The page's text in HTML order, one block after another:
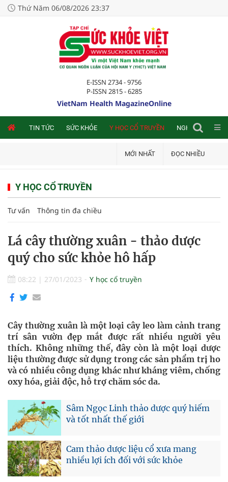
Thứ Năm 06/08/2026 23:37
E-ISSN 2734 - 9756
P-ISSN 2815 - 6285
VietNam Health MagazineOnline
TIN TỨC SỨC KHỎE Y HỌC CỔ TRUYỀN NGHIÊN CỨU
MỚI NHẤT ĐỌC NHIỀU
Y HỌC CỔ TRUYỀN
Tư vấn Thông tin đa chiều
Lá cây thường xuân - thảo dược
quý cho sức khỏe hô hấp
08:22 | 27/01/2023 Y học cổ truyền
Cây thường xuân là một loại cây leo làm cảnh trang
trí sân vườn đẹp mắt được rất nhiều người yêu
thích. Không những thế, đây còn là một loại dược
liệu thường được sử dụng trong các sản phẩm trị ho
và có nhiều công dụng khác như kháng viêm, chống
oxy hóa, giải độc, hỗ trợ chăm sóc da.
Sâm Ngọc Linh thảo dược quý hiếm
và tốt nhất thế giới
Cam thảo dược liệu cổ xưa mang
nhiều lợi ích đối với sức khỏe